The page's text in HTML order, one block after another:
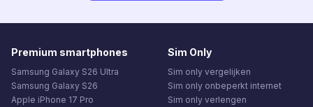
Premium smartphones
Samsung Galaxy S26 Ultra
Samsung Galaxy S26
Apple iPhone 17 Pro
Sim Only
Sim only vergelijken
Sim only onbeperkt internet
Sim only verlengen